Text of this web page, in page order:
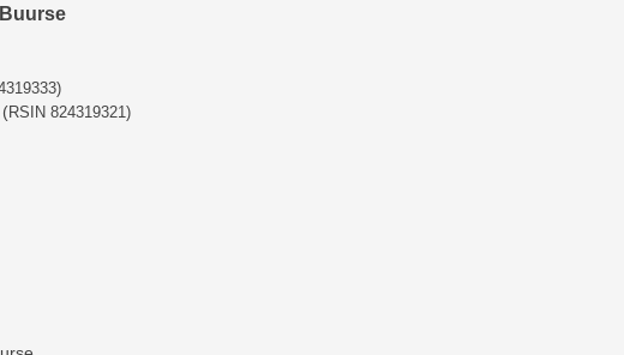
(RSIN 824319321)